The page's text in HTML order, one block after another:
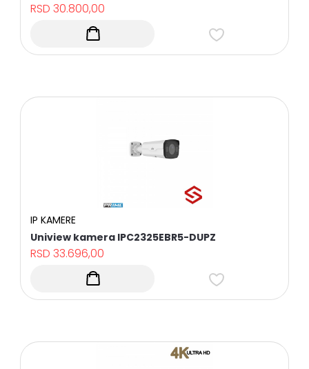
Početna
proizvodi
RSD30.800,00
IP KAMERE
Uniview kamera IPC2325EBR5-DUPZ
RSD33.696,00